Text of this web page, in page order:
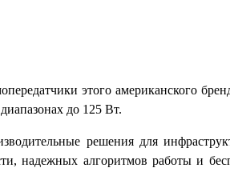
этого американского
до 125 Вт.
решения для
надежных алгоритмов работы и